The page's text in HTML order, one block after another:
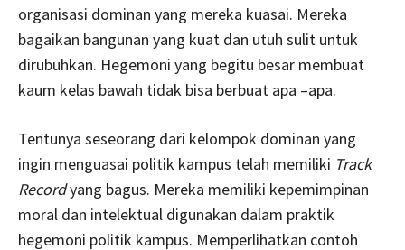
organisasi dominan yang mereka kuasai. Mereka
bagaikan bangunan yang kuat dan utuh sulit untuk
dirubuhkan. Hegemoni yang begitu besar membuat
kaum kelas bawah tidak bisa berbuat apa –apa.
Tentunya seseorang dari kelompok dominan yang
ingin menguasai politik kampus telah memiliki Track
Recordyang bagus. Mereka memiliki kepemimpinan
moral dan intelektual digunakan dalam praktik
hegemoni politik kampus. Memperlihatkan contoh